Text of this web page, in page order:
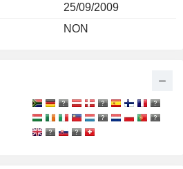
25/09/2009
NON